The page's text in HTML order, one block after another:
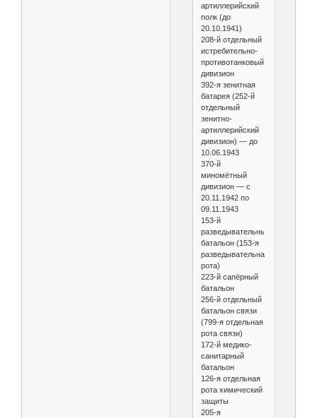
артиллерийский
полк (до
20.10.1941)
208-й отдельный
истребительно-
противотанковый
дивизион
392-я зенитная
батарея (252-й
отдельный
зенитно-
артиллерийский
дивизион) — до
10.06.1943
370-й
миномётный
дивизион — с
20.11.1942 по
09.11.1943
153-й
разведывательный
батальон (153-я
разведывательная
рота)
223-й сапёрный
батальон
256-й отдельный
батальон связи
(799-я отдельная
рота связи)
172-й медико-
санитарный
батальон
126-я отдельная
рота химический
защиты
205-я